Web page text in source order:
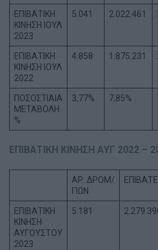
ΕΠΙΒΑΤΙΚΗ
ΚΙΝΗΣΗ ΙΟΥΛ
2023
5.041 2.022.461
ΕΠΙΒΑΤΙΚΗ
ΚΙΝΗΣΗ ΙΟΥΛ
2022
4.858 1.875.231
ΠΟΣΟΣΤΙΑΙΑ
ΜΕΤΑΒΟΛΗ
%
3,77% 7,85%
ΕΠΙΒΑΤΙΚΗ ΚΙΝΗΣΗ ΑΥΓ 2022 –
ΑΡ. ΔΡΟΜ/
ΓΙΩΝ
ΕΠΙΒΑΤΙΚΗ
ΚΙΝΗΣΗ
ΑΥΓΟΥΣΤΟΥ
2023
5.181